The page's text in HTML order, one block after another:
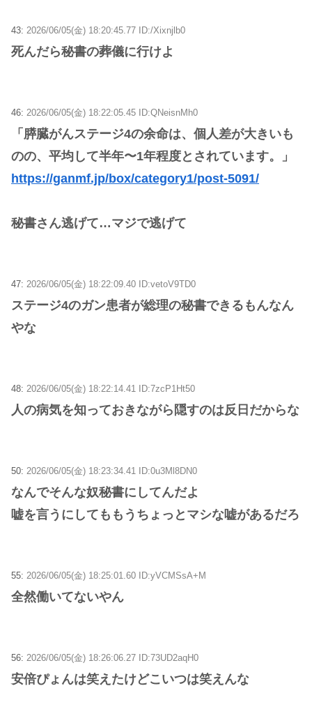
43: 2026/06/05(金) 18:20:45.77 ID:/Xixnjlb0
死んだら秘書の葬儀に行けよ
46: 2026/06/05(金) 18:22:05.45 ID:QNeisnMh0
「膵臓がんステージ4の余命は、個人差が大きいも
のの、平均して半年〜1年程度とされています。」
https://ganmf.jp/box/category1/post-5091/
秘書さん逃げて…マジで逃げて
47: 2026/06/05(金) 18:22:09.40 ID:vetoV9TD0
ステージ4のガン患者が総理の秘書できるもんなん
やな
48: 2026/06/05(金) 18:22:14.41 ID:7zcP1Ht50
人の病気を知っておきながら隠すのは反日だからな
50: 2026/06/05(金) 18:23:34.41 ID:0u3Ml8DN0
なんでそんな奴秘書にしてんだよ
嘘を言うにしてももうちょっとマシな嘘があるだろ
55: 2026/06/05(金) 18:25:01.60 ID:yVCMSsA+M
全然働いてないやん
56: 2026/06/05(金) 18:26:06.27 ID:73UD2aqH0
安倍ぴょんは笑えたけどこいつは笑えんな